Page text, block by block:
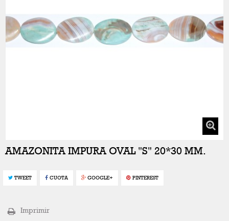
AMAZONITA IMPURA OVAL "S" 20*30 MM.
TWEET CUOTA GOOGLE+ PINTEREST
Imprimir